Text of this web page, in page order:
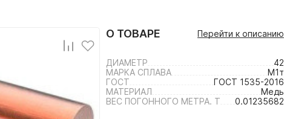
О ТОВАРЕ Перейти к описанию
ДИАМЕТР
42
МАРКА СПЛАВА
М1т
ГОСТ
ГОСТ 1535-2016
МАТЕРИАЛ
Медь
ВЕС ПОГОННОГО МЕТРА. Т
0.01235682